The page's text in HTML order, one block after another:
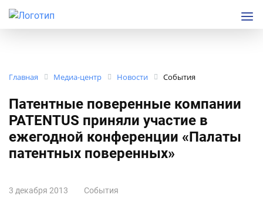
Главная Медиа-центр Новости События
Патентные поверенные компании
PATENTUS приняли участие в
ежегодной конференции «Палаты
патентных поверенных»
3 декабря 2013 События